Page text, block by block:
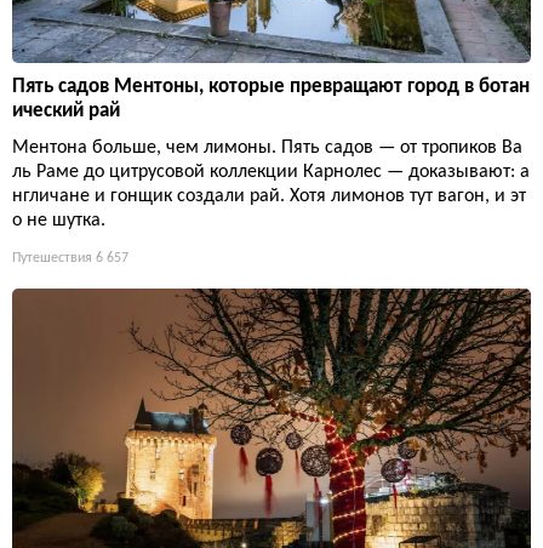
Пять садов Ментоны, которые превращают город в ботан
ический рай
Ментона больше, чем лимоны. Пять садов — от тропиков Ва
ль Раме до цитрусовой коллекции Карнолес — доказывают: а
нгличане и гонщик создали рай. Хотя лимонов тут вагон, и эт
о не шутка.
Путешествия 6 657